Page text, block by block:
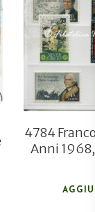
4784
Anni